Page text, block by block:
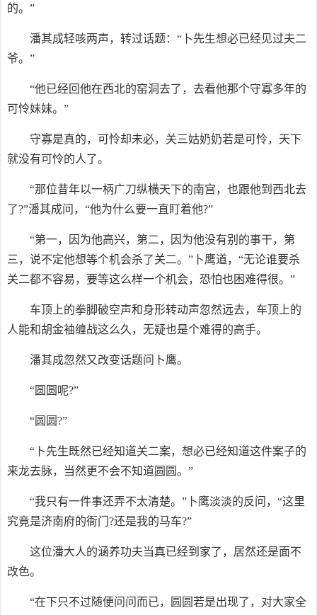
的。”
潘其成轻咳两声，转过话题：“卜先生想必已经见过夫二
爷。”
“他已经回他在西北的窑洞去了，去看他那个守寡多年的
可怜妹妹。”
守寡是真的，可怜却未必，关三姑奶奶若是可怜，天下
就没有可怜的人了。
“那位昔年以一柄广刀纵横天下的南宫，也跟他到西北去
了?”潘其成问，“他为什么要一直盯着他?”
“第一，因为他高兴，第二，因为他没有别的事干，第
三，说不定他想等个机会杀了关二。”卜鹰道，“无论谁要杀
关二都不容易，要等这么样一个机会，恐怕也困难得很。”
车顶上的拳脚破空声和身形转动声忽然远去，车顶上的
人能和胡金袖缠战这么久，无疑也是个难得的高手。
潘其成忽然又改变话题问卜鹰。
“圆圆呢?”
“圆圆?”
“卜先生既然已经知道关二案，想必已经知道这件案子的
来龙去脉，当然更不会不知道圆圆。”
“我只有一件事还弄不太清楚。”卜鹰淡淡的反问，“这里
究竟是济南府的衙门?还是我的马车?”
这位潘大人的涵养功夫当真已经到家了，居然还是面不
改色。
“在下只不过随便问问而已，圆圆若是出现了，对大家全